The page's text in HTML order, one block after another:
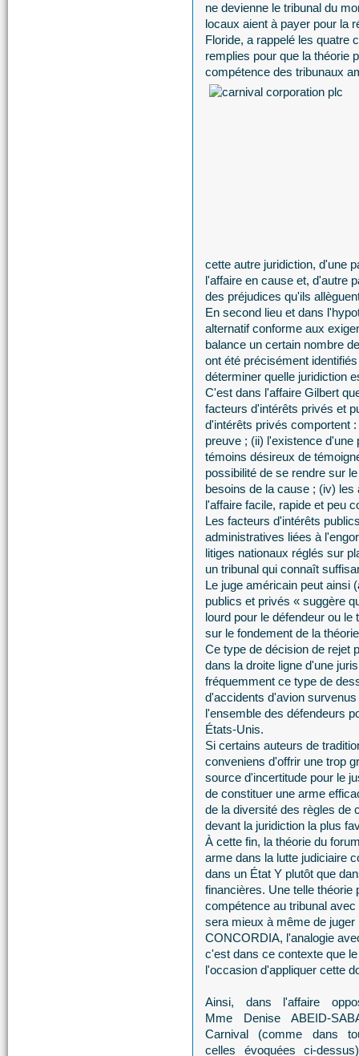
ne devienne le tribunal du
locaux aient à payer pour la
Floride, a rappelé les quatre
remplies pour que la théorie
compétence des tribunaux
cette autre juridiction, d'une
l'affaire en cause et, d'autre
des préjudices qu'ils
En second lieu et dans
alternatif conforme aux
balance un certain nombre
ont été précisément
déterminer quelle juridiction
C'est dans l'affaire Gilbert
facteurs d'intérêts privés et
d'intérêts privés comportent
preuve ; (ii) l'existence
témoins désireux de
possibilité de se rendre sur
besoins de la cause ; (iv)
l'affaire facile, rapide et peu
Les facteurs d'intérêts
administratives liées à
litiges nationaux réglés sur
un tribunal qui connaît
Le juge américain peut ainsi
publics et privés « suggère
lourd pour le défendeur ou
sur le fondement de la
Ce type de décision de rejet
dans la droite ligne d'une
fréquemment ce type de
d'accidents d'avion
l'ensemble des défendeurs
États-Unis.
Si certains auteurs de
conveniens d'offrir une trop
source d'incertitude pour le
de constituer une arme
de la diversité des règles de
devant la juridiction la plus
À cette fin, la théorie du
arme dans la lutte judiciaire
dans un État Y plutôt que
financières. Une telle théorie
compétence au tribunal
sera mieux à même de
CONCORDIA, l'analogie
c'est dans ce contexte que
l'occasion d'appliquer cette
Ainsi, dans l'affaire
Mme Denise ABEID-
Carnival (comme dans
celles évoquées ci-